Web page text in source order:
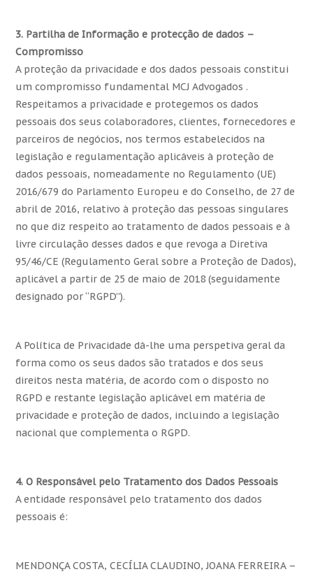
3. Partilha de Informação e protecção de dados –
Compromisso
A proteção da privacidade e dos dados pessoais constitui
um compromisso fundamental MCJ Advogados .
Respeitamos a privacidade e protegemos os dados
pessoais dos seus colaboradores, clientes, fornecedores e
parceiros de negócios, nos termos estabelecidos na
legislação e regulamentação aplicáveis à proteção de
dados pessoais, nomeadamente no Regulamento (UE)
2016/679 do Parlamento Europeu e do Conselho, de 27 de
abril de 2016, relativo à proteção das pessoas singulares
no que diz respeito ao tratamento de dados pessoais e à
livre circulação desses dados e que revoga a Diretiva
95/46/CE (Regulamento Geral sobre a Proteção de Dados),
aplicável a partir de 25 de maio de 2018 (seguidamente
designado por “RGPD”).
A Política de Privacidade dá-lhe uma perspetiva geral da
forma como os seus dados são tratados e dos seus
direitos nesta matéria, de acordo com o disposto no
RGPD e restante legislação aplicável em matéria de
privacidade e proteção de dados, incluindo a legislação
nacional que complementa o RGPD.
4. O Responsável pelo Tratamento dos Dados Pessoais
A entidade responsável pelo tratamento dos dados
pessoais é:
MENDONÇA COSTA, CECÍLIA CLAUDINO, JOANA FERREIRA –